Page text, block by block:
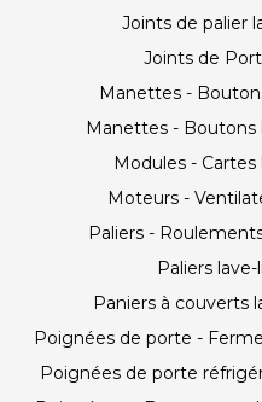
Joints de palier
Joints de
Manettes -
Manettes - Boutons
Modules - Cartes
Moteurs -
Paliers -
Paliers
Paniers à couverts
Poignées de porte -
Poignées de porte